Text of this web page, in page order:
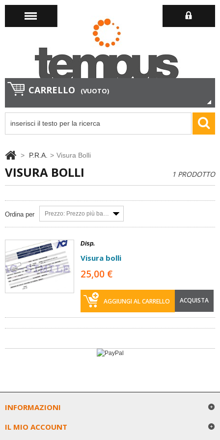
CARRELLO (VUOTO)
> P.R.A. > Visura Bolli
VISURA BOLLI 1 PRODOTTO
Ordina per Prezzo: Prezzo più basso
Disp.
Visura bolli
25,00 €
AGGIUNGI AL CARRELLO ACQUISTA
INFORMAZIONI
IL MIO ACCOUNT